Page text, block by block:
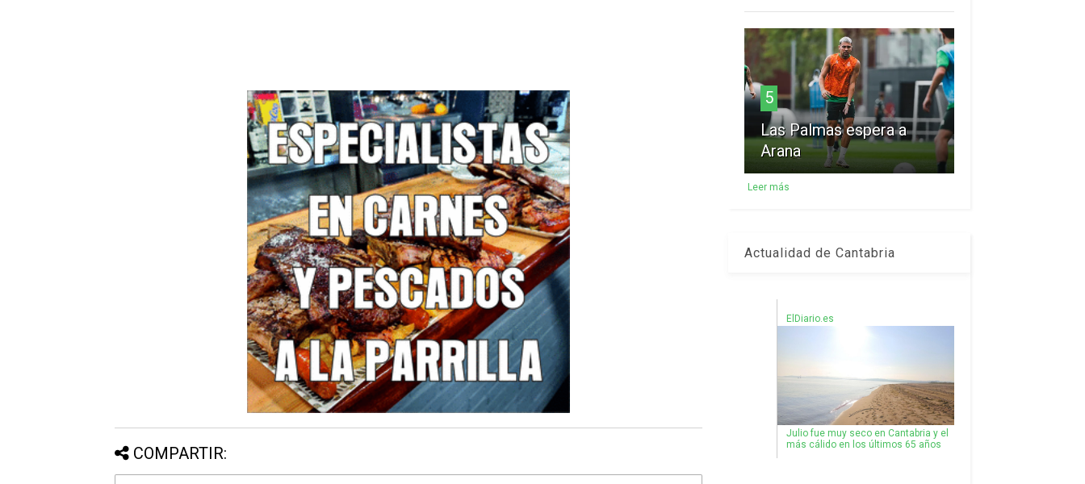
COMPARTIR:
5
Las Palmas espera a
Arana
Leer más
Actualidad de Cantabria
ElDiario.es
Julio fue muy seco en Cantabria y el
más cálido en los últimos 65 años